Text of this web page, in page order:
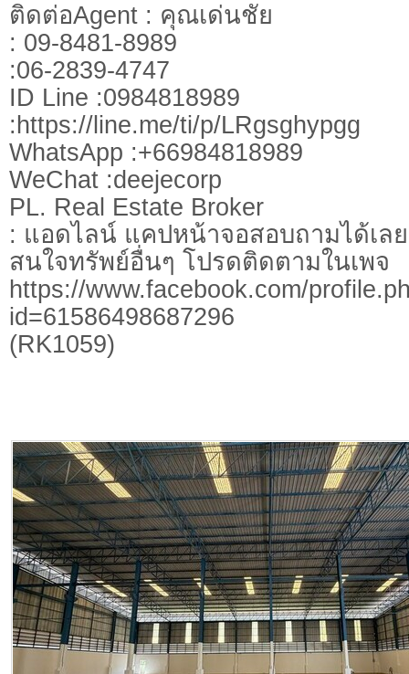
ติดต่อAgent : คุณเด่นชัย
: 09-8481-8989
:06-2839-4747
ID Line :0984818989
:https://line.me/ti/p/LRgsghypgg
WhatsApp :+66984818989
WeChat :deejecorp
PL. Real Estate Broker
: แอดไลน์ แคปหน้าจอสอบถามได้เล
สนใจทรัพย์อื่นๆ โปรดติดตามในเพจ
https://www.facebook.com/
id=61586498687296
(RK1059)